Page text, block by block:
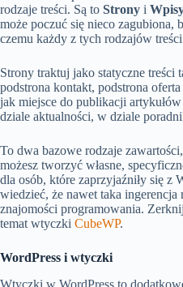
rodzaje treści. Są to Strony i
może poczuć się nieco zagubiona,
czemu każdy z tych rodzajów treści
Strony traktuj jako statyczne treści
podstrona kontakt, podstrona
jak miejsce do publikacji
dziale aktualności, w dziale
To dwa bazowe rodzaje
możesz tworzyć własne,
dla osób, które zaprzyjaźniły się z
wiedzieć, że nawet taka
znajomości programowania.
temat wtyczki CubeWP.
WordPress i wtyczki
Wtyczki w WordPress to